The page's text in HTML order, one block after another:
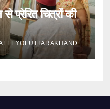
से प्रेरित चित्रों की